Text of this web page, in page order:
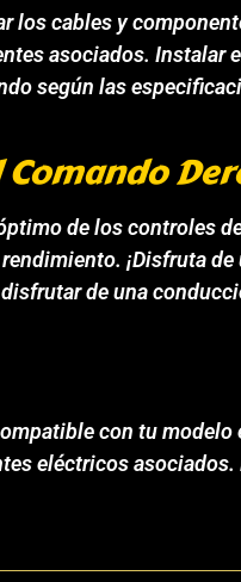
los cables y
asociados. Instalar
según las
Comando
de los controles
¡Disfruta
de una
con tu
eléctricos